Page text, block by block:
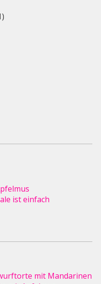
ist einfach
mit Mandarinen